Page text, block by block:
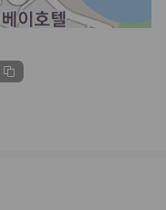
를 수 있습니다. 카모아에서
해 여행 스타일에 맞는 보장
인하세요
따라 실제 이용 만족도가